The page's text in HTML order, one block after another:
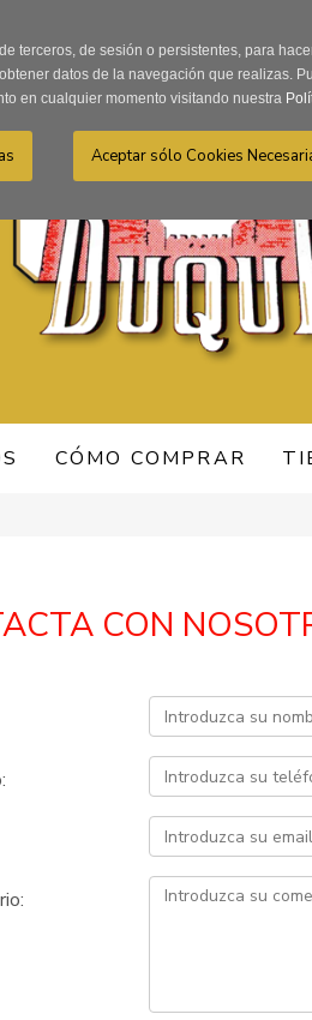
terceros, de sesión o persistentes, para
datos de la navegación que realizas.
en cualquier momento visitando nuestra
CÓMO COMPRAR
CON